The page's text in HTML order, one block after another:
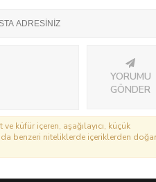
YORUMU
GÖNDER
küfür içeren, aşağılayıcı, küçük
benzeri niteliklerde içeriklerden